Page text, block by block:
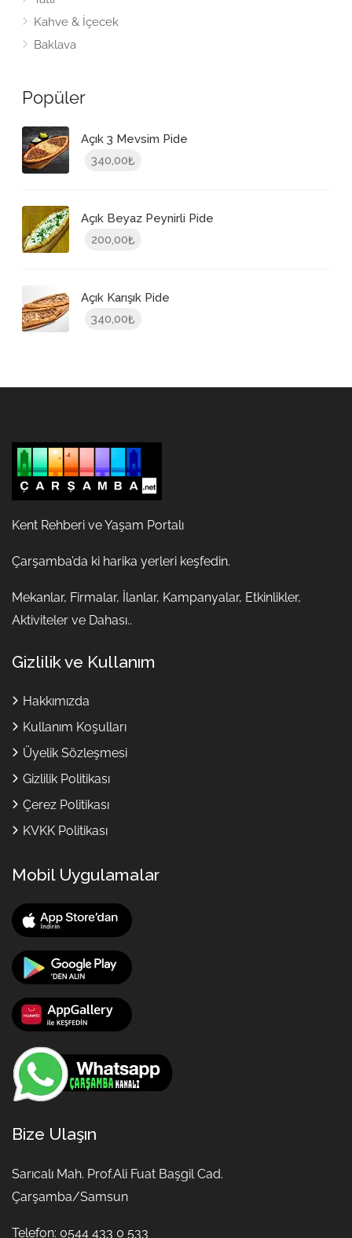
Kahve & İçecek
Baklava
Popüler
Açık 3 Mevsim Pide
340,00₺
Açık Beyaz Peynirli Pide
200,00₺
Açık Karışık Pide
340,00₺
Kent Rehberi ve Yaşam Portalı
Çarşamba’da ki harika yerleri keşfedin.
Mekanlar, Firmalar, İlanlar, Kampanyalar, Etkinlikler,
Aktiviteler ve Dahası..
Gizlilik ve Kullanım
Hakkımızda
Kullanım Koşulları
Üyelik Sözleşmesi
Gizlilik Politikası
Çerez Politikası
KVKK Politikası
Mobil Uygulamalar
Bize Ulaşın
Sarıcalı Mah. Prof.Ali Fuat Başgil Cad.
Çarşamba/Samsun
Telefon: 0544 433 0 533